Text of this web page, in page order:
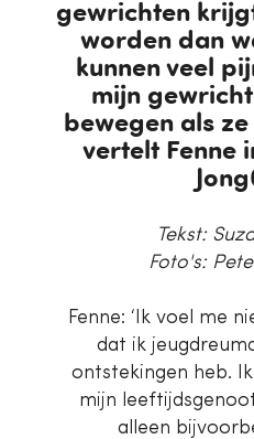
gewrichten
worden dan
kunnen veel
mijn
bewegen als ze
vertelt Fenne
Tekst:
Foto's:
Fenne: ‘Ik voel me
dat ik
ontstekingen heb.
mijn
alleen